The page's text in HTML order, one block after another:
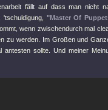
fällt auf dass man nicht
"Master Of
wenn zwischendurch mal
zu werden. Im Großen und
sollte. Und meiner